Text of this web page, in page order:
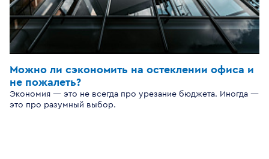
Можно ли сэкономить на остеклении офиса и
не пожалеть?
Экономия — это не всегда про урезание бюджета. Иногда —
это про разумный выбор.